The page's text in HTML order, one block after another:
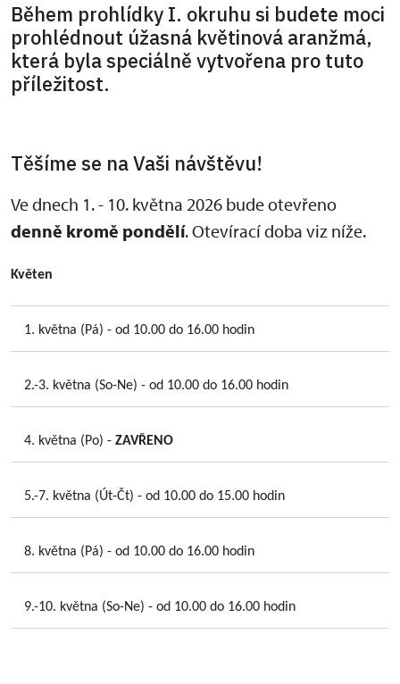
Během prohlídky I. okruhu si budete moci
prohlédnout úžasná květinová aranžmá,
která byla speciálně vytvořena pro tuto
příležitost.
Těšíme se na Vaši návštěvu!
Ve dnech 1. - 10. května 2026 bude otevřeno
denně kromě pondělí. Otevírací doba viz níže.
Květen
1. května (Pá) - od 10.00 do 16.00 hodin
2.-3. května (So-Ne) - od 10.00 do 16.00 hodin
4. května (Po) - ZAVŘENO
5.-7. května (Út-Čt) - od 10.00 do 15.00 hodin
8. května (Pá) - od 10.00 do 16.00 hodin
9.-10. května (So-Ne) - od 10.00 do 16.00 hodin